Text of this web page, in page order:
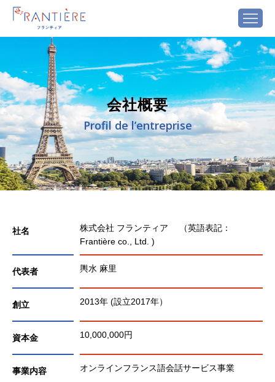
会社概要
Profil de l’entreprise
社名
株式会社 フランティア （英語表記：
Frantière co., Ltd. )
代表者 輿水 麻里
創立 2013年 (設立2017年）
資本金 10,000,000円
事業内容 オンラインフランス語会話サービス事業